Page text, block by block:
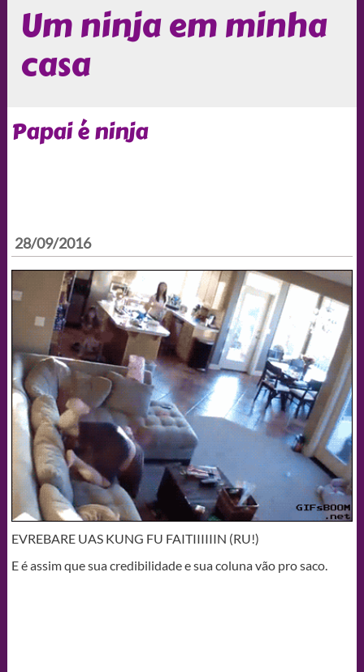
Um ninja em minha
casa
Papai é ninja
28/09/2016
EVREBARE UAS KUNG FU FAITIIIIIIN (RU!)
E é assim que sua credibilidade e sua coluna vão pro saco.